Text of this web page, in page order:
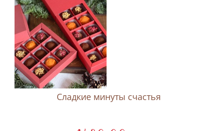
Сладкие минуты счастья